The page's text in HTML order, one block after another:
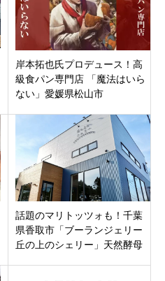
岸本拓也氏プロデュース！高
級食パン専門店 「魔法はいら
ない」愛媛県松山市
話題のマリトッツォも！千葉
県香取市「ブーランジェリー
丘の上のシェリー」天然酵母